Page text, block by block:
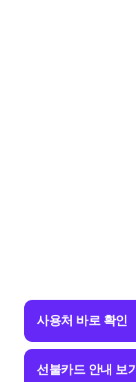
사용처 바로 확인
선불카드 안내 보기